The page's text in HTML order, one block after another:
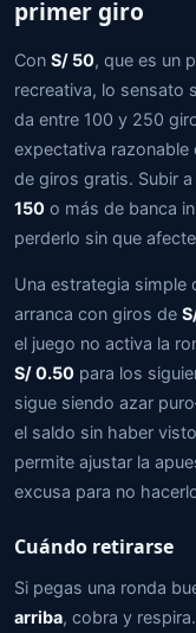
primer giro
Con S/ 50, que es un
recreativa, lo sensato
da entre 100 y 250
expectativa razonable
de giros gratis. Subir a
150 o más de banca
perderlo sin que
Una estrategia simple
arranca con giros de
el juego no activa la
S/ 0.50 para los
sigue siendo azar
el saldo sin haber
permite ajustar la
excusa para no
Cuándo retirarse
Si pegas una ronda
arriba, cobra y